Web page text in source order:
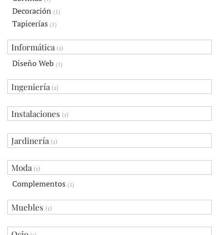
Decoración (1)
Tapicerías (1)
Informática (1)
Diseño Web (1)
Ingeniería (1)
Instalaciones (1)
Jardinería (1)
Moda (1)
Complementos (1)
Muebles (1)